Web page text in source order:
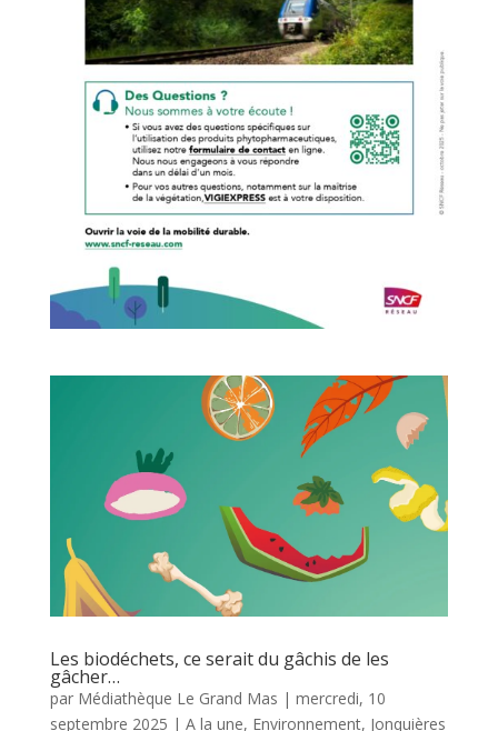
Les biodéchets, ce serait du gâchis de les
gâcher…
par Médiathèque Le Grand Mas | mercredi, 10
septembre 2025 | A la une, Environnement, Jonquières